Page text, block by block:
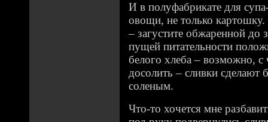
И в полуфабрикате для
овощи, не только
– загустите обжаренной до
пущей питательности
белого хлеба – возможно, с
досолить – сливки сделают
соленым.
Что-то хочется мне